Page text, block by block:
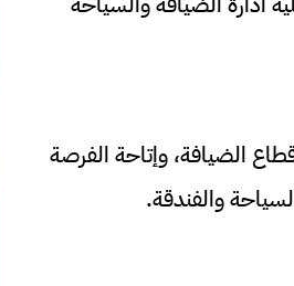
الضيافة، وإتاحة الفرصة
والفندقة.